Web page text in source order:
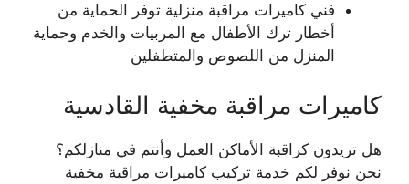
فني كاميرات مراقبة منزلية توفر الحماية من
أخطار ترك الأطفال مع المربيات والخدم وحماية
المنزل من اللصوص والمتطفلين
كاميرات مراقبة مخفية القادسية
هل تريدون كراقبة الأماكن العمل وأنتم في منازلكم؟
نحن نوفر لكم خدمة تركيب كاميرات مراقبة مخفية